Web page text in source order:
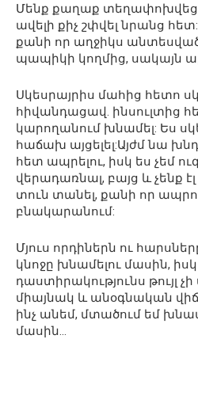
Մենք քաղաք
ավելի քիչ շփվել նրանց
քանի որ աղջիկս
պապիկի կողմից, սակայն
Սկեսրայրիս մահից հետո
հիվանդացավ. ինսուլտից
կարողանում խնամել: Ես
հաճախ այցելել:Այժմ նա
հետ ապրելու, իսկ ես չեմ
վերադառնալ, բայց և չենք
տուն տանել, քանի որ
բնակարանում:
Մյուս որդիներն ու
կնոջը խնամելու մասին,
դաստիրակությունս թույլ
միայնակ և անօգնական
ինչ անեմ, մտածում եմ
մասին…